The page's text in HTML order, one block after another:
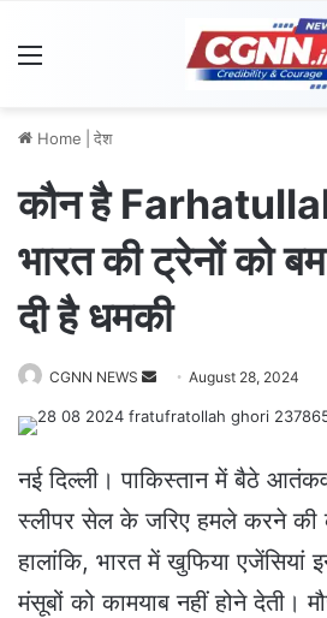
Home देश
कौन है
भारत की ट्रेनों को
दी है धमकी
CGNN NEWS
a
n
e
a
August 28, 2024
नई दिल्ली। पाकिस्तान में बैठे
स्लीपर सेल के जरिए हमले करने की
हालांकि, भारत में खुफिया एजेंसियां
मंसूबों को कामयाब नहीं होने देती।